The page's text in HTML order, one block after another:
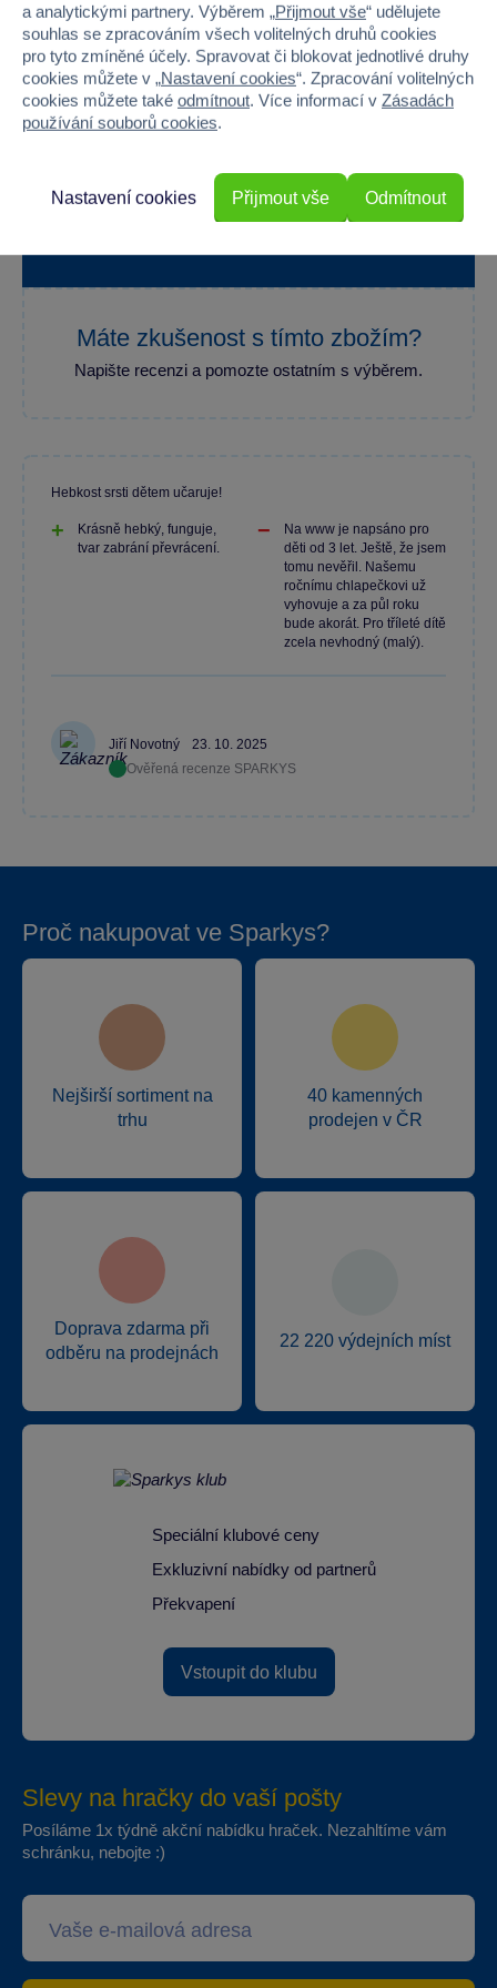
Baterie produktu - typ AA (LR6) tužkové 1,5V
Průměr z 1 hodnocení
Máte zkušenost s tímto zbožím?
Napište recenzi a pomozte ostatním s výběrem.
Jiří Novotný
23. 10. 2025
Ověřená recenze SPARKYS
Hebkost srsti dětem učaruje!
Krásně hebký, funguje,
tvar zabrání převrácení.
Na www je napsáno pro
děti od 3 let. Ještě, že jsem
tomu nevěřil. Našemu
ročnímu chlapečkovi už
vyhovuje a za půl roku
bude akorát. Pro tříleté dítě
zcela nevhodný (malý).
Proč nakupovat ve Sparkys?
Nejširší sortiment na
trhu
40 kamenných
prodejen v ČR
Doprava zdarma při
odběru na prodejnách
22 220 výdejních míst
Speciální klubové ceny
Exkluzivní nabídky od partnerů
Překvapení
Vstoupit do klubu
Slevy na hračky do vaší pošty
Posíláme 1x týdně akční nabídku hraček. Nezahltíme vám
schránku, nebojte :)
a analytickými partnery. Výběrem „Přijmout vše“ udělujete
souhlas se zpracováním všech volitelných druhů cookies
pro tyto zmíněné účely. Spravovat či blokovat jednotlivé druhy
cookies můžete v „Nastavení cookies“. Zpracování volitelných
cookies můžete také odmítnout. Více informací v Zásadách
používání souborů cookies.
Odmítnout
Nastavení cookies Přijmout vše